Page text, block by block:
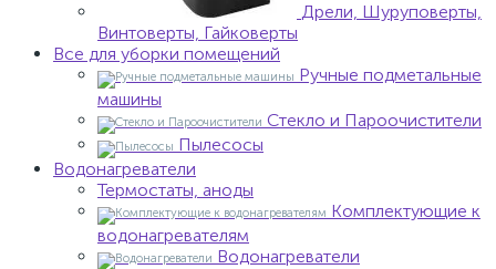
Дрели, Шуруповерты,
Винтоверты, Гайковерты
Все для уборки помещений
Ручные подметальные
машины
Стекло и Пароочистители
Пылесосы
Водонагреватели
Термостаты, аноды
Комплектующие к
водонагревателям
Водонагреватели